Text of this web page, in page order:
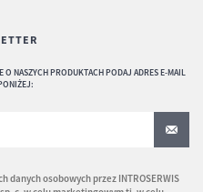
NASZYCH PRODUKTACH PODAJ ADRES E-MAIL
osobowych przez INTROSERWIS